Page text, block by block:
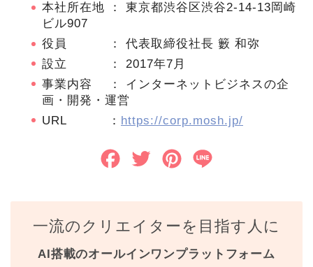
本社所在地 ： 東京都渋谷区渋谷2-14-13岡崎
ビル907
役員 ： 代表取締役社長 籔 和弥
設立 ： 2017年7月
事業内容 ： インターネットビジネスの企
画・開発・運営
URL ： https://corp.mosh.jp/
e
b
t
t
t e
一流のクリエイターを目指す人に
AI搭載のオールインワンプラットフォーム